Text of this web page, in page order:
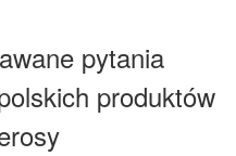
pytania
produktów